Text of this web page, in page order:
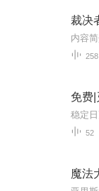
裁决
258
免费
52
魔法